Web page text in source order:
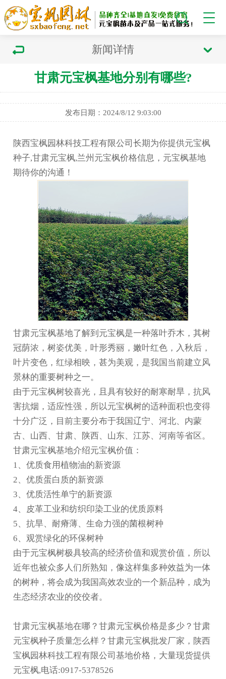
新闻详情
甘肃元宝枫基地分别有哪些?
发布日期：2024/8/12 9:03:00
陕西宝枫园林科技工程有限公司长期为你提供元宝枫
种子,甘肃元宝枫,兰州元宝枫价格信息，元宝枫基地
期待你的沟通！
甘肃元宝枫基地了解到元宝枫是一种落叶乔木，其树
冠荫浓，树姿优美，叶形秀丽，嫩叶红色，入秋后，
叶片变色，红绿相映，甚为美观，是我国当前建立风
景林的重要树种之一。
由于元宝枫树较喜光，且具有较好的耐寒耐旱，抗风
害抗烟，适应性强，所以元宝枫树的适种面积也变得
十分广泛，目前主要分布于我国辽宁、河北、内蒙
古、山西、甘肃、陕西、山东、江苏、河南等省区。
甘肃元宝枫基地介绍元宝枫价值：
1、优质食用植物油的新资源
2、优质蛋白质的新资源
3、优质活性单宁的新资源
4、皮革工业和纺织印染工业的优质原料
5、抗旱、耐瘠薄、生命力强的菌根树种
6、观赏绿化的环保树种
由于元宝枫树极具较高的经济价值和观赏价值，所以
近年也被众多人们所熟知，像这样集多种效益为一体
的树种，将会成为我国高效农业的一个新品种，成为
生态经济农业的佼佼者。
甘肃元宝枫基地在哪？甘肃元宝枫价格是多少？甘肃
元宝枫种子质量怎么样？甘肃元宝枫批发厂家，陕西
宝枫园林科技工程有限公司基地价格，大量现货提供
元宝枫,电话:0917-5378526